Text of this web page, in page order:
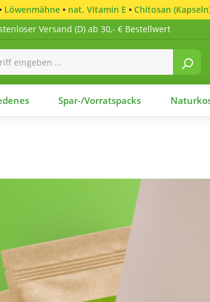
Löwenmähne • nat. Vitamin E • Chitosan
Versand (D) ab 30,- € Bestellwert
Spar-/Vorratspacks